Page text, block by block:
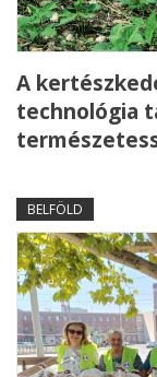
A
technológia
BELFÖLD